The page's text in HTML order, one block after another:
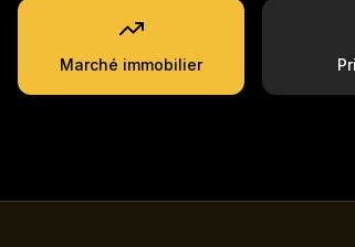
Marché immobilier